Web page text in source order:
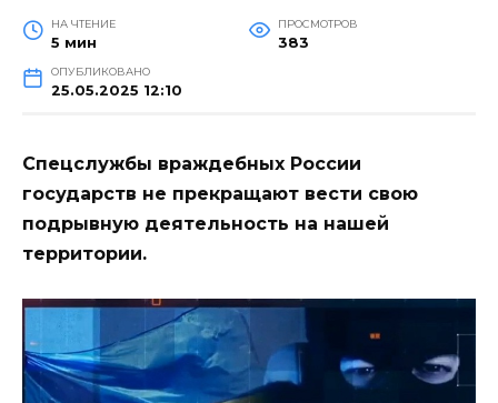
НА ЧТЕНИЕ
5 мин
ПРОСМОТРОВ
383
ОПУБЛИКОВАНО
25.05.2025 12:10
Спецслужбы враждебных России
государств не прекращают вести свою
подрывную деятельность на нашей
территории.